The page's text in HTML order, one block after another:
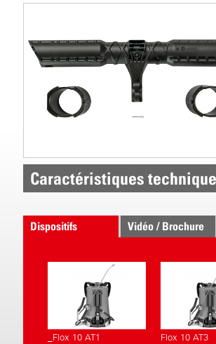
Caractéristiques
Dispositifs
Vidéo / Brochure
_Flox 10 AT1
Flox 10 AT3